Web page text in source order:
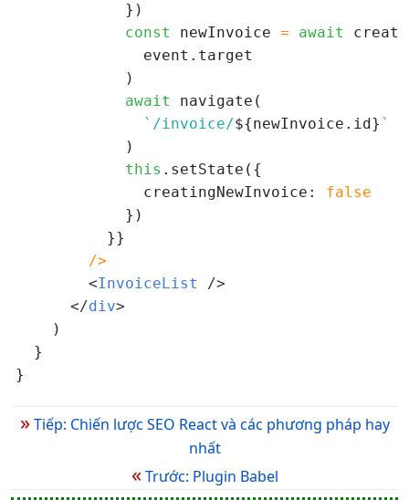
            })
const
newInvoice = await
              event.target
            )
await
navigate(
`/invoice/${newInvoice.id} `
            )
this .setState({
              creatingNewInvoice:
false
            })
          }}
/>
<InvoiceList />
</div>
    )
  }
}
»Tiếp: Chiến lược SEO React và các phương pháp hay
nhất
«Trước: Plugin Babel